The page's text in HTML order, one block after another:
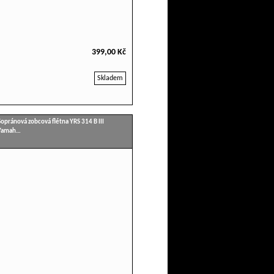
399,00 Kč
Skladem
zobcová flétna YRS 314 B III